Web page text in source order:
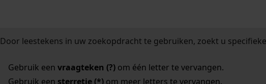
Door leestekens in uw zoekopdracht te gebruiken, zoekt u
Gebruik een vraagteken (?)om één letter te vervangen.
Gebruik een sterretje (*)om meer letters te vervangen.